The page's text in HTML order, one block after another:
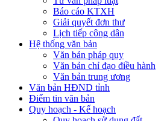
Báo cáo KTXH
Giải quyết đơn thư
Lịch tiếp công dân
Hệ thống văn bản
Văn bản pháp quy
Văn bản chỉ đạo điều hành
Văn bản trung ương
Văn bản HĐND tỉnh
Điểm tin văn bản
Quy hoạch - Kế hoạch